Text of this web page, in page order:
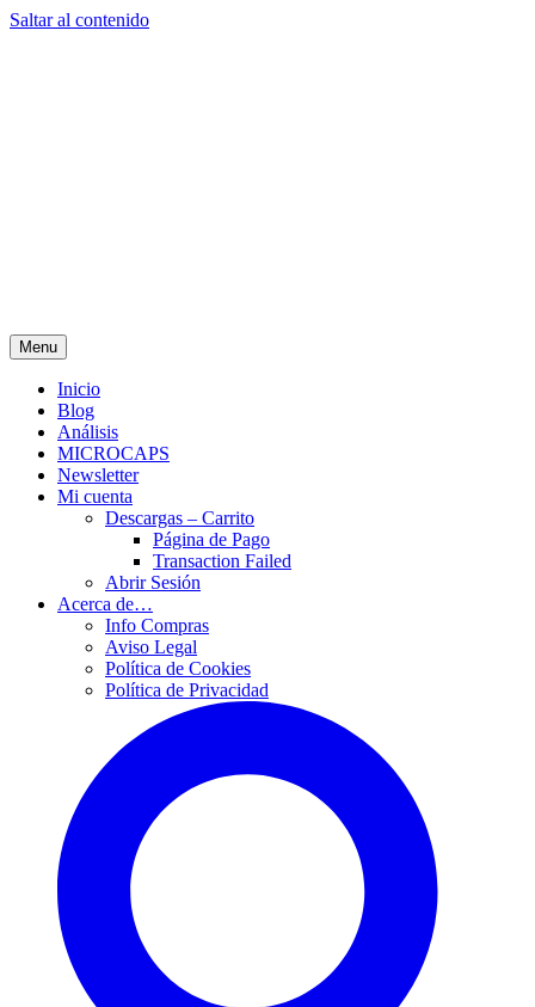
Saltar al contenido
Menu
Inicio
Blog
Análisis
MICROCAPS
Newsletter
Mi cuenta
Descargas – Carrito
Página de Pago
Transaction Failed
Abrir Sesión
Acerca de…
Info Compras
Aviso Legal
Política de Cookies
Política de Privacidad